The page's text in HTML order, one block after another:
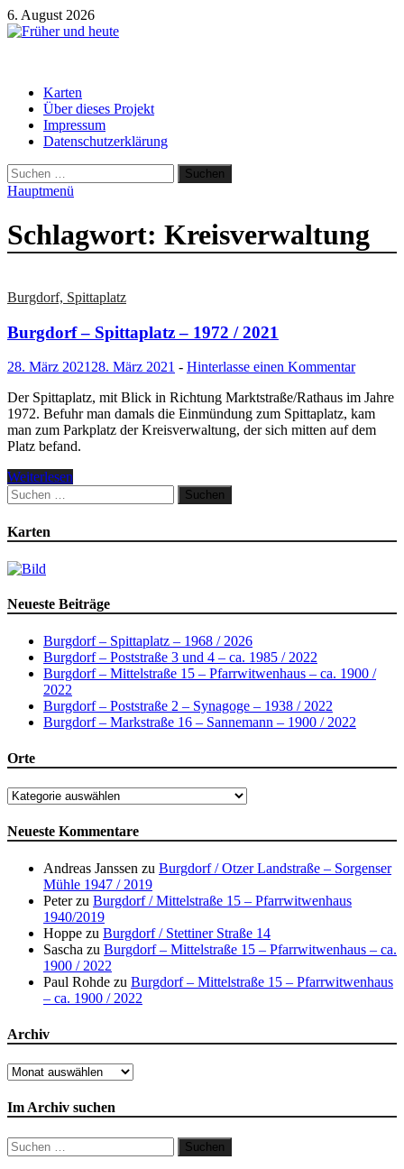
Zum
Inhalt
6. August 2026
Karten
Über dieses Projekt
Impressum
Datenschutzerklärung
Suchen
nach:
Hauptmenü
Schlagwort: Kreisverwaltung
Burgdorf, Spittaplatz
Burgdorf – Spittaplatz – 1972 / 2021
28. März 2021 28. März 2021 - Hinterlasse einen Kommentar
Der Spittaplatz, mit Blick in Richtung Marktstraße/Rathaus im Jahre
1972. Befuhr man damals die Einmündung zum Spittaplatz, kam
man zum Parkplatz der Kreisverwaltung, der sich mitten auf dem
Platz befand.
Weiterlesen
Suchen
nach:
Karten
Neueste Beiträge
Burgdorf – Spittaplatz – 1968 / 2026
Burgdorf – Poststraße 3 und 4 – ca. 1985 / 2022
Burgdorf – Mittelstraße 15 – Pfarrwitwenhaus – ca. 1900 /
2022
Burgdorf – Poststraße 2 – Synagoge – 1938 / 2022
Burgdorf – Markstraße 16 – Sannemann – 1900 / 2022
Orte
Orte
Neueste Kommentare
Andreas Janssen zu Burgdorf / Otzer Landstraße – Sorgenser
Mühle 1947 / 2019
Peterzu Burgdorf / Mittelstraße 15 – Pfarrwitwenhaus
1940/2019
Hoppe zu Burgdorf / Stettiner Straße 14
Sascha zu Burgdorf – Mittelstraße 15 – Pfarrwitwenhaus – ca.
1900 / 2022
Paul Rohde zu Burgdorf – Mittelstraße 15 – Pfarrwitwenhaus
– ca. 1900 / 2022
Archiv
Archiv
Im Archiv suchen
Suchen
nach: